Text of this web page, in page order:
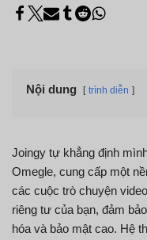
Nội dung trình diễn
Joingy tự khẳng định
Omegle, cung cấp một
các cuộc trò chuyện
riêng tư của bạn, đảm
hóa và bảo mật cao. Hệ